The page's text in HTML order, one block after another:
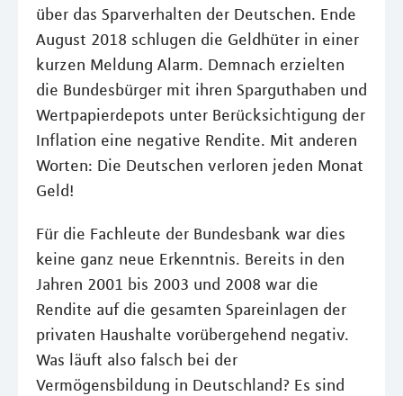
über das Sparverhalten der Deutschen. Ende
August 2018 schlugen die Geldhüter in einer
kurzen Meldung Alarm. Demnach erzielten
die Bundesbürger mit ihren Sparguthaben und
Wertpapierdepots unter Berücksichtigung der
Inflation eine negative Rendite. Mit anderen
Worten: Die Deutschen verloren jeden Monat
Geld!
Für die Fachleute der Bundesbank war dies
keine ganz neue Erkenntnis. Bereits in den
Jahren 2001 bis 2003 und 2008 war die
Rendite auf die gesamten Spareinlagen der
privaten Haushalte vorübergehend negativ.
Was läuft also falsch bei der
Vermögensbildung in Deutschland? Es sind